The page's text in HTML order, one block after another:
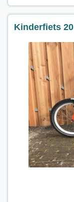
Kinderfiets
geschikt voor